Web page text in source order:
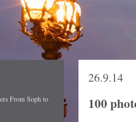
- ART
26.9.14
100
From Soph to